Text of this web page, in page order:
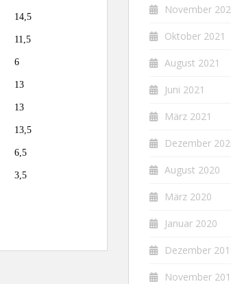
14,5
11,5
6
13
13
13,5
6,5
3,5
November
Oktober 2021
August 2021
Juni 2021
März 2021
Dezember
August 2020
März 2020
Januar 2020
Dezember
November